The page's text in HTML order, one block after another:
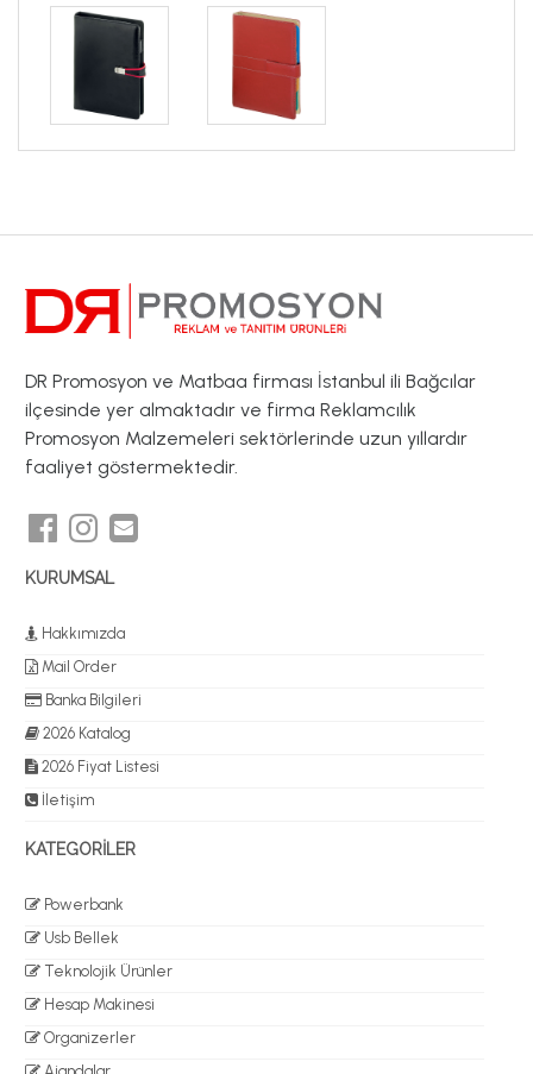
DR Promosyon ve Matbaa firması İstanbul ili Bağcılar
ilçesinde yer almaktadır ve firma Reklamcılık
Promosyon Malzemeleri sektörlerinde uzun yıllardır
faaliyet göstermektedir.
KURUMSAL
Hakkımızda
Mail Order
Banka Bilgileri
2026 Katalog
2026 Fiyat Listesi
İletişim
KATEGORİLER
Powerbank
Usb Bellek
Teknolojik Ürünler
Hesap Makinesi
Organizerler